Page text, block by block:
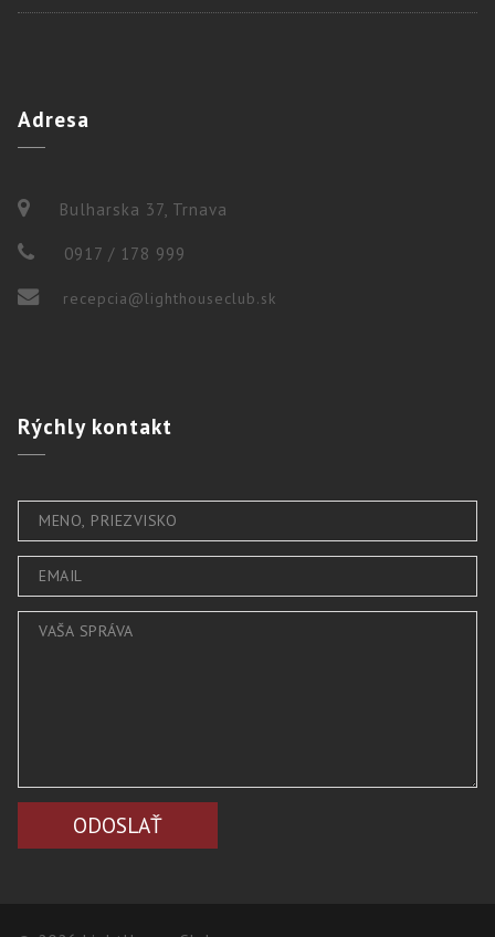
Adresa
Bulharska 37, Trnava
0917 / 178 999
recepcia@lighthouseclub.sk
Rýchlykontakt